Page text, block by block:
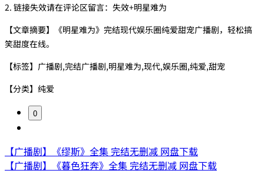
2. 链接失效请在评论区留言：失效+明星难为
【文章摘要】《明星难为》完结现代娱乐圈纯爱甜宠广播剧，轻松搞
笑甜度在线。
【标签】广播剧,完结广播剧,明星难为,现代,娱乐圈,纯爱,甜宠
【分类】纯爱
0
【广播剧】《缪斯》全集 完结无删减 网盘下载
【广播剧】《暮色狂奔》全集 完结无删减 网盘下载